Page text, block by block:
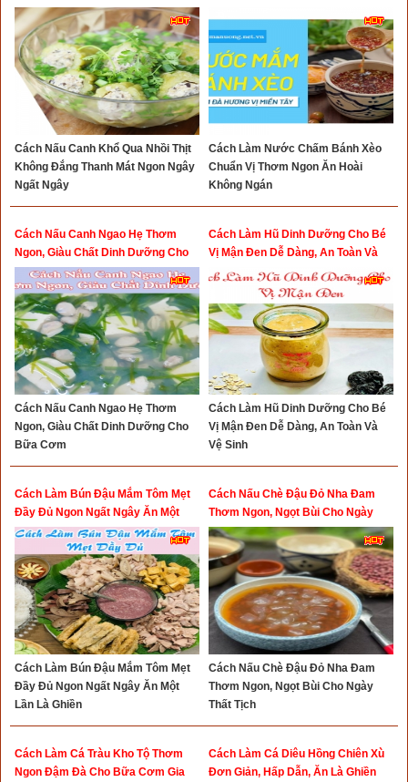
Ngất Ngây
Cách Nấu Canh Khổ Qua Nhồi Thịt
Không Đắng Thanh Mát Ngon Ngây
Ngất Ngây
Cách Làm Nước Chấm Bánh Xèo
Chuẩn Vị Thơm Ngon Ăn Hoài
Không Ngán
Cách Nấu Canh Ngao Hẹ Thơm
Ngon, Giàu Chất Dinh Dưỡng Cho
Bữa Cơm
Cách Nấu Canh Ngao Hẹ Thơm
Ngon, Giàu Chất Dinh Dưỡng Cho
Bữa Cơm
Cách Làm Hũ Dinh Dưỡng Cho Bé
Vị Mận Đen Dễ Dàng, An Toàn Và
Vệ Sinh
Cách Làm Hũ Dinh Dưỡng Cho Bé
Vị Mận Đen Dễ Dàng, An Toàn Và
Vệ Sinh
Cách Làm Bún Đậu Mắm Tôm Mẹt
Đầy Đủ Ngon Ngất Ngây Ăn Một
Lần Là Ghiền
Cách Làm Bún Đậu Mắm Tôm Mẹt
Đầy Đủ Ngon Ngất Ngây Ăn Một
Lần Là Ghiền
Cách Nấu Chè Đậu Đỏ Nha Đam
Thơm Ngon, Ngọt Bùi Cho Ngày
Thất Tịch
Cách Nấu Chè Đậu Đỏ Nha Đam
Thơm Ngon, Ngọt Bùi Cho Ngày
Thất Tịch
Cách Làm Cá Tràu Kho Tộ Thơm
Ngon Đậm Đà Cho Bữa Cơm Gia
Cách Làm Cá Diêu Hồng Chiên Xù
Đơn Giản, Hấp Dẫn, Ăn Là Ghiền